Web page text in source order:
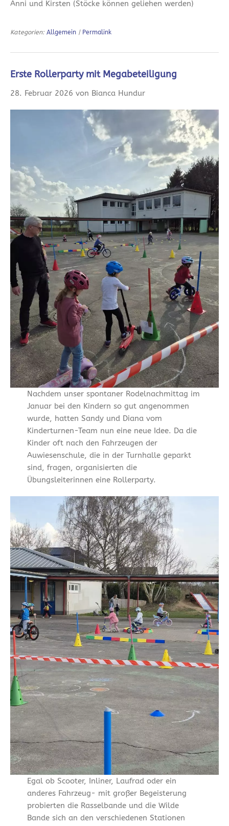
Anni und Kirsten (Stöcke können geliehen werden)
Kategorien: Allgemein | Permalink
Erste Rollerparty mit Megabeteiligung
28. Februar 2026 von Bianca Hundur
Nachdem unser spontaner Rodelnachmittag im
Januar bei den Kindern so gut angenommen
wurde, hatten Sandy und Diana vom
Kinderturnen-Team nun eine neue Idee. Da die
Kinder oft nach den Fahrzeugen der
Auwiesenschule, die in der Turnhalle geparkt
sind, fragen, organisierten die
Übungsleiterinnen eine Rollerparty.
Egal ob Scooter, Inliner, Laufrad oder ein
anderes Fahrzeug- mit großer Begeisterung
probierten die Rasselbande und die Wilde
Bande sich an den verschiedenen Stationen